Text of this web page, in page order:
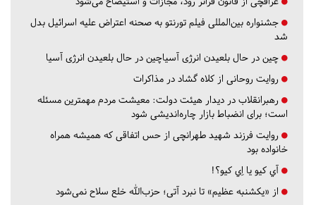
جشنواره بین‌المللی فیلم تورنتو به صحنه اعتراض علیه اسرائیل بدل
شد
چین در حال بلعیدن انرژی آسیاچین در حال بلعیدن انرژی آسیا
روایت روحانی از کلاه گشاد در مذاکرات
رهبرانقلاب در دیدار هیئت دولت: معیشت مردم مهمترین مسئله
است؛ برای انضباط بازار چاره‌اندیشی شود
روایت فرزند شهید طهرانچی از حس اتفاقی که همیشه همراه
خانواده بود
آي كيو يا اِي كيو؟!
از «یکشنبه عظیم» تا نبرد آتی؛ حزب‌الله خلع سلاح نمی‌شود